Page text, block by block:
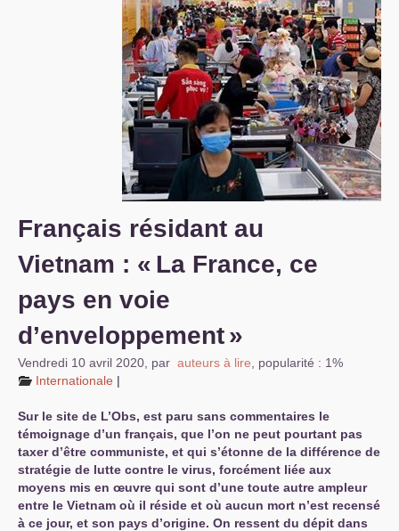
Français résidant au
Vietnam : « La France, ce
pays en voie
d’enveloppement»
Vendredi 10 avril 2020 par auteurs à lire
popularité : 1%
Internationale |
Sur le site de L’Obs, est paru sans commentaires le
témoignage d’un français, que l’on ne peut pourtant pas
taxer d’être communiste, et qui s’étonne de la différence de
stratégie de lutte contre le virus, forcément liée aux
moyens mis en œuvre qui sont d’une toute autre ampleur
entre le Vietnam où il réside et où aucun mort n’est recensé
à ce jour, et son pays d’origine. On ressent du dépit dans